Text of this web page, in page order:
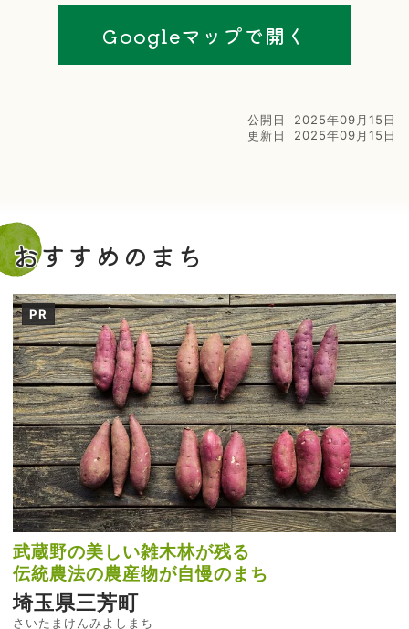
Googleマップで開く
公開日
2025年09月15日
更新日
2025年09月15日
おすすめのまち
PR
武蔵野の美しい雑木林が残る
伝統農法の農産物が自慢のまち
埼玉県三芳町
さいたまけんみよしまち